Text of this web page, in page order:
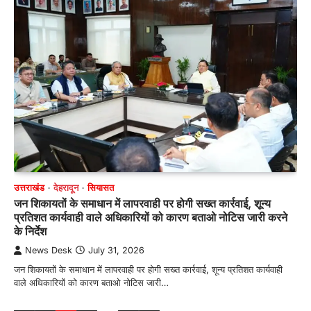
उत्तराखंड देहरादून सियासत
जन शिकायतों के समाधान में लापरवाही पर होगी सख्त कार्रवाई, शून्य
प्रतिशत कार्यवाही वाले अधिकारियों को कारण बताओ नोटिस जारी करने
के निर्देश
News Desk July 31, 2026
जन शिकायतों के समाधान में लापरवाही पर होगी सख्त कार्रवाई, शून्य प्रतिशत कार्यवाही
वाले अधिकारियों को कारण बताओ नोटिस जारी…